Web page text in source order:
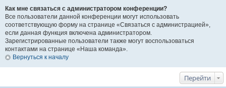
Как мне связаться с администратором конференции?
Все пользователи данной конференции могут использовать
соответствующую форму на странице «Связаться с администрацией»,
если данная функция включена администратором.
Зарегистрированные пользователи также могут воспользоваться
контактами на странице «Наша команда».
Вернуться к началу
Перейти